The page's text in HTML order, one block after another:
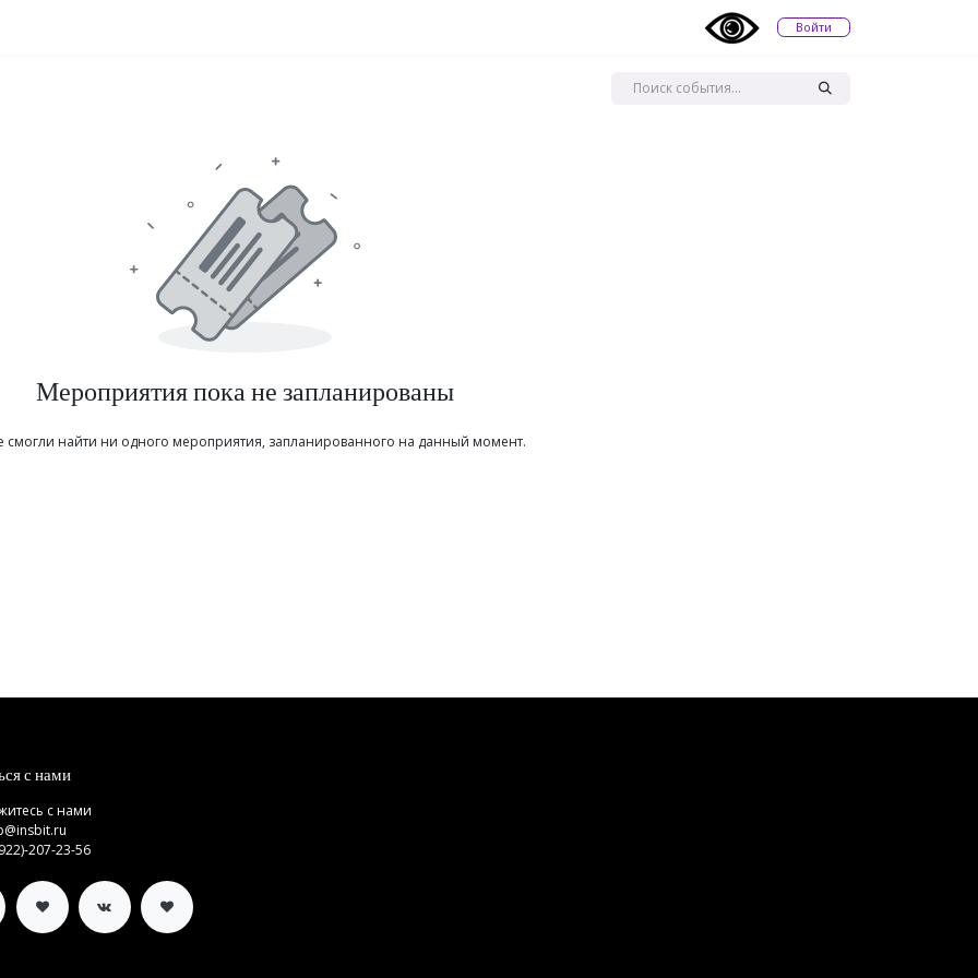
Войти
Мероприятия пока не запланированы
смогли найти ни одного мероприятия, запланированного на данный момент.
с нами
с нами
207-23-56